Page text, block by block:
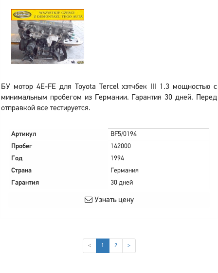
БУ мотор 4E-FE для Toyota Tercel хэтчбек III 1.3 мощностью с
минимальным пробегом из Германии. Гарантия 30 дней. Перед
отправкой все тестируется.
Артикул
BF5/0194
Пробег
142000
Год
1994
Страна
Германия
Гарантия
30 дней
Узнать цену
< 1 (current)
2 >